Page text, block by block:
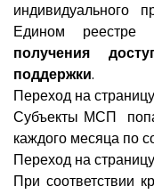
Едином
получения
поддержки.
Переход на страницу
Субъекты МСП
каждого месяца по
Переход на страницу
При